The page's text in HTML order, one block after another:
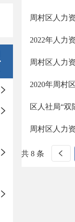
周村区人力
2022年人力
周村区人力
2020年周村
区人社局“
周村区人力
共 8 条